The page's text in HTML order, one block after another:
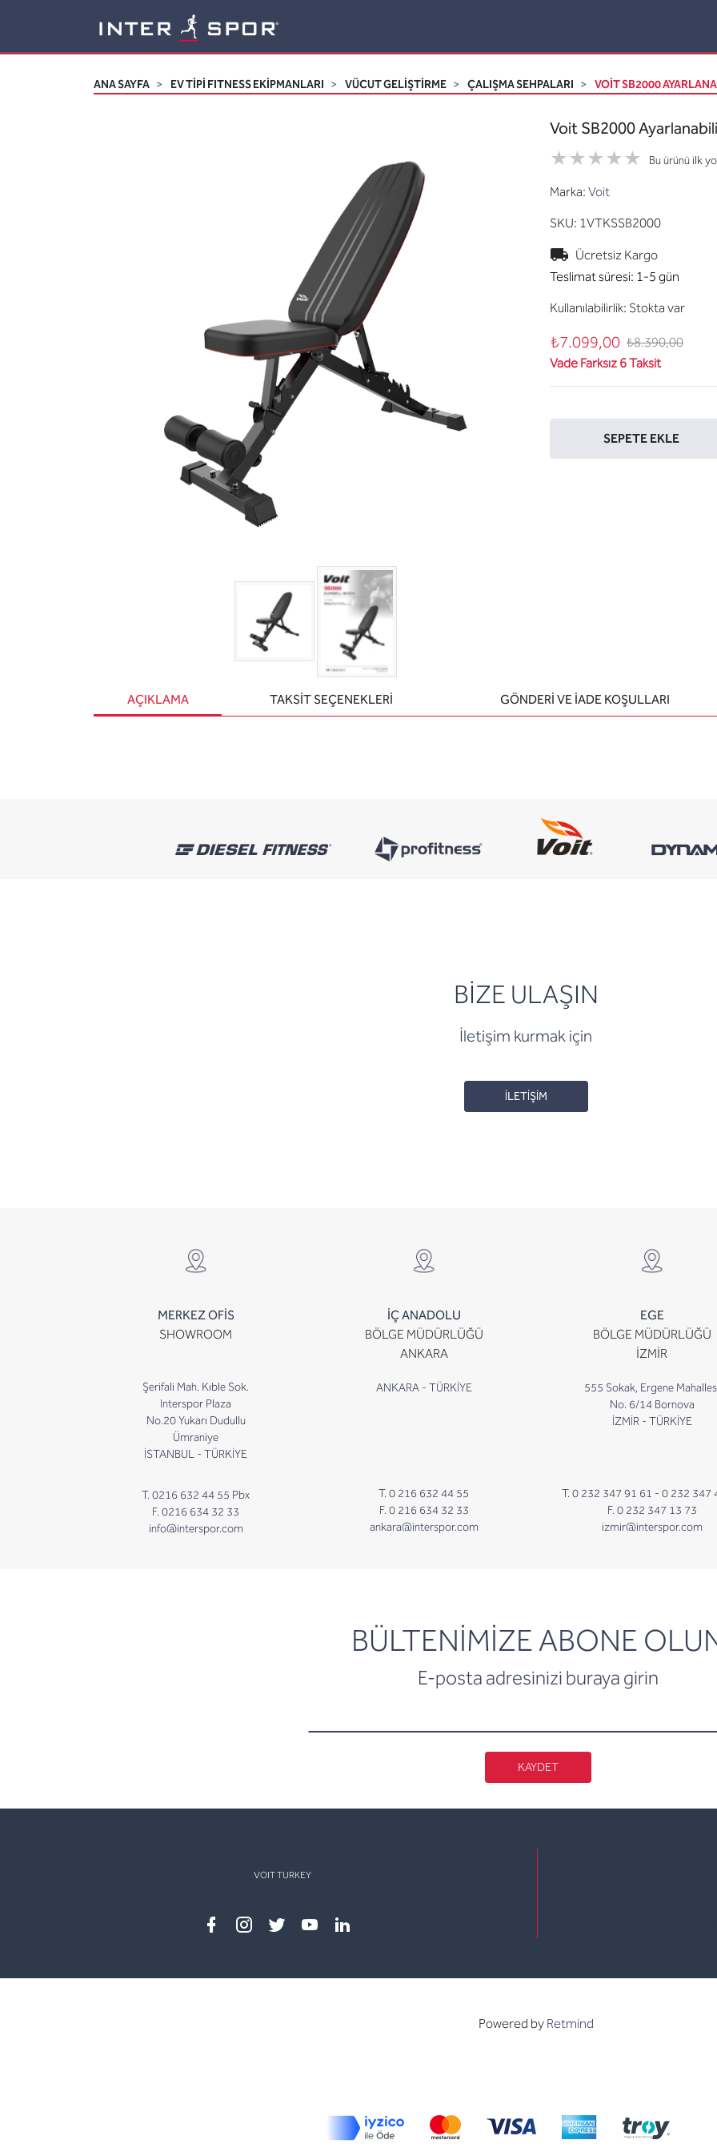
ANA SAYFA EV TİPİ FITNESS EKİPMANLARI VÜCUT GELİŞTİRME ÇALIŞMA SEHPALARI VOIT SB2000
Voit SB2000
Bu ürünü ilk
Marka: Voit
SKU: 1VTKSSB2000
Ücretsiz Kargo
Teslimat süresi: 1-5 gün
Kullanılabilirlik: Stokta var
₺7.099,00 ₺8.390,00
Vade Farksız 6 Taksit
SEPETE EKLE
AÇIKLAMA TAKSİT SEÇENEKLERİ GÖNDERİ VE İADE KOŞULLARI
BİZE ULAŞIN
İletişim kurmak için
İLETİŞİM
MERKEZ OFİS
SHOWROOM
Şerifali Mah. Kıble Sok.
Interspor Plaza
No.20 Yukarı Dudullu
Ümraniye
İSTANBUL - TÜRKİYE
T. 0216 632 44 55 Pbx
F. 0216 634 32 33
info@interspor.com
İÇ ANADOLU
BÖLGE MÜDÜRLÜĞÜ
ANKARA
ANKARA - TÜRKİYE
T. 0 216 632 44 55
F. 0 216 634 32 33
ankara@interspor.com
EGE
BÖLGE MÜDÜRLÜĞÜ
İZMİR
555 Sokak, Ergene
No. 6/14 Bornova
İZMİR - TÜRKİYE
T. 0 232 347 91 61 - 0 232 347
F. 0 232 347 13 73
izmir@interspor.com
BÜLTENİMİZE ABONE
E-posta adresinizi buraya girin
newsletter
KAYDET
VOIT TURKEY
Powered by Retmind